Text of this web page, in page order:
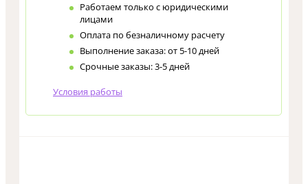
Работаем только с юридическими
лицами
Оплата по безналичному расчету
Выполнение заказа: от 5-10 дней
Срочные заказы: 3-5 дней
Условия работы